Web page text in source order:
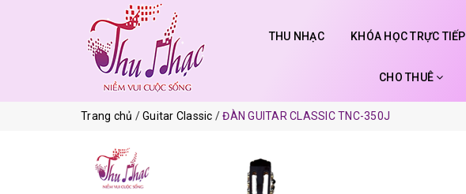
THU NHẠC KHÓA HỌC TRỰC TIẾP
CHO THUÊ
Trang chủ Guitar Classic ĐÀN GUITAR CLASSIC TNC-350J